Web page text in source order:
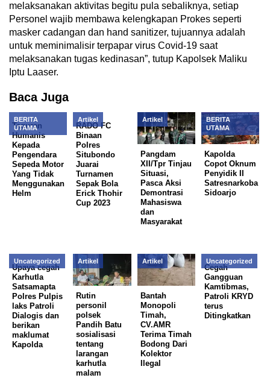
melaksanakan aktivitas begitu pula sebaliknya, setiap
Personel wajib membawa kelengkapan Prokes seperti
masker cadangan dan hand sanitizer, tujuannya adalah
untuk meminimalisir terpapar virus Covid-19 saat
melaksanakan tugas kedinasan”, tutup Kapolsek Maliku
Iptu Laaser.
Baca Juga
BERITA
UTAMA
Teguran
Humanis
Kepada
Pengendara
Sepeda Motor
Yang Tidak
Menggunakan
Helm
Artikel
RADO FC
Binaan
Polres
Situbondo
Juarai
Turnamen
Sepak Bola
Erick Thohir
Cup 2023
Artikel
Pangdam
XII/Tpr Tinjau
Situasi,
Pasca Aksi
Demontrasi
Mahasiswa
dan
Masyarakat
BERITA
UTAMA
Kapolda
Copot Oknum
Penyidik II
Satresnarkoba
Sidoarjo
Uncategorized
Upaya cegah
Karhutla
Satsamapta
Polres Pulpis
laks Patroli
Dialogis dan
berikan
maklumat
Kapolda
Artikel
Rutin
personil
polsek
Pandih Batu
sosialisasi
tentang
larangan
karhutla
malam
Artikel
Bantah
Monopoli
Timah,
CV.AMR
Terima Timah
Bodong Dari
Kolektor
Ilegal
Uncategorized
Cegah
Gangguan
Kamtibmas,
Patroli KRYD
terus
Ditingkatkan